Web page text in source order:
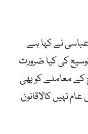
عباسی نے کہا ہے
کی کیا ضرورت
کے معاملے کو بھی
نہیں کالاقانون